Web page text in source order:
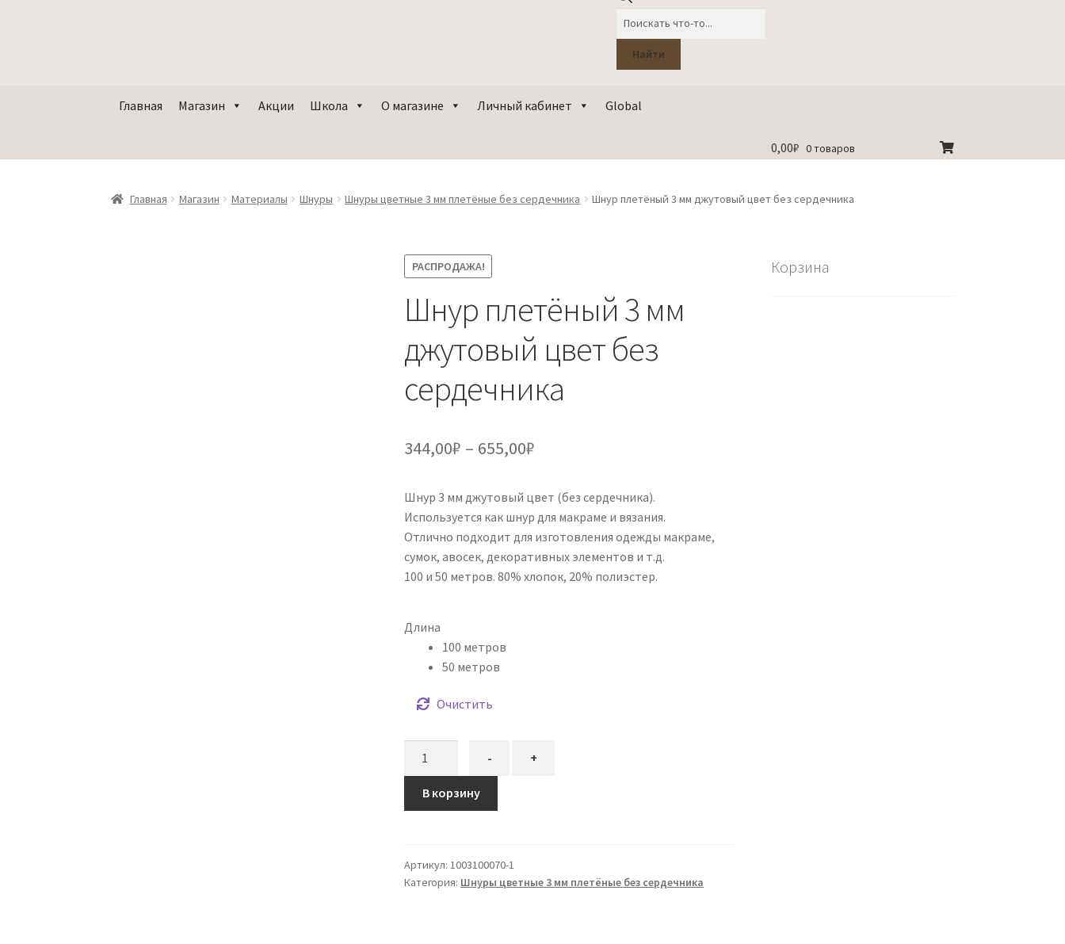
Найти
Главная Магазин Акции Школа О магазине Личный кабинет Global
0,00₽ 0 товаров
Главная Магазин Материалы Шнуры Шнуры цветные 3 мм плетёные без сердечника Шнур плетёный 3 мм джутовый цвет без сердечника
РАСПРОДАЖА!
Шнур плетёный 3 мм
джутовый цвет без
сердечника
344,00₽ – 655,00₽
344,00₽
–
655,00₽
Шнур 3 мм джутовый цвет (без сердечника).
Используется как шнур для макраме и вязания.
Отлично подходит для изготовления одежды макраме,
сумок, авосек, декоративных элементов и т.д.
100 и 50 метров. 80% хлопок, 20% полиэстер.
Длина
100 метров
50 метров
Очистить
Шнур
плетёный
джутовый
цвет
- +
В корзину
Артикул:1003100070-1
Категория: Шнуры цветные 3 мм плетёные без сердечника
Корзина